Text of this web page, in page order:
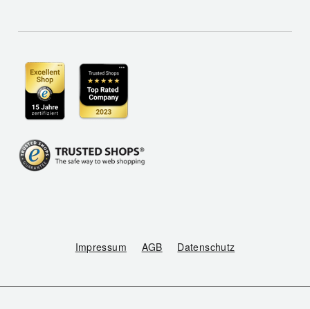
Impressum AGB Datenschutz